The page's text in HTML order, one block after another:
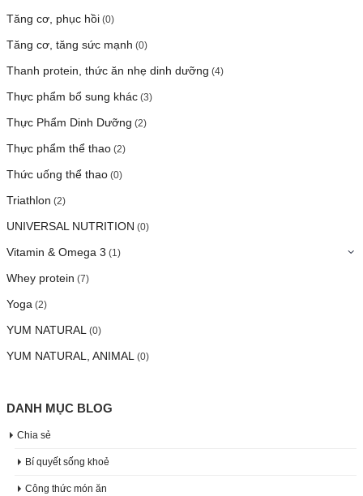
Tăng cơ, phục hồi (0)
Tăng cơ, tăng sức mạnh (0)
Thanh protein, thức ăn nhẹ dinh dưỡng (4)
Thực phẩm bổ sung khác (3)
Thực Phẩm Dinh Dưỡng (2)
Thực phẩm thể thao (2)
Thức uống thể thao (0)
Triathlon (2)
UNIVERSAL NUTRITION (0)
Vitamin & Omega 3 (1)
Whey protein (7)
Yoga (2)
YUM NATURAL (0)
YUM NATURAL, ANIMAL (0)
DANH MỤC BLOG
Chia sẻ
Bí quyết sống khoẻ
Công thức món ăn